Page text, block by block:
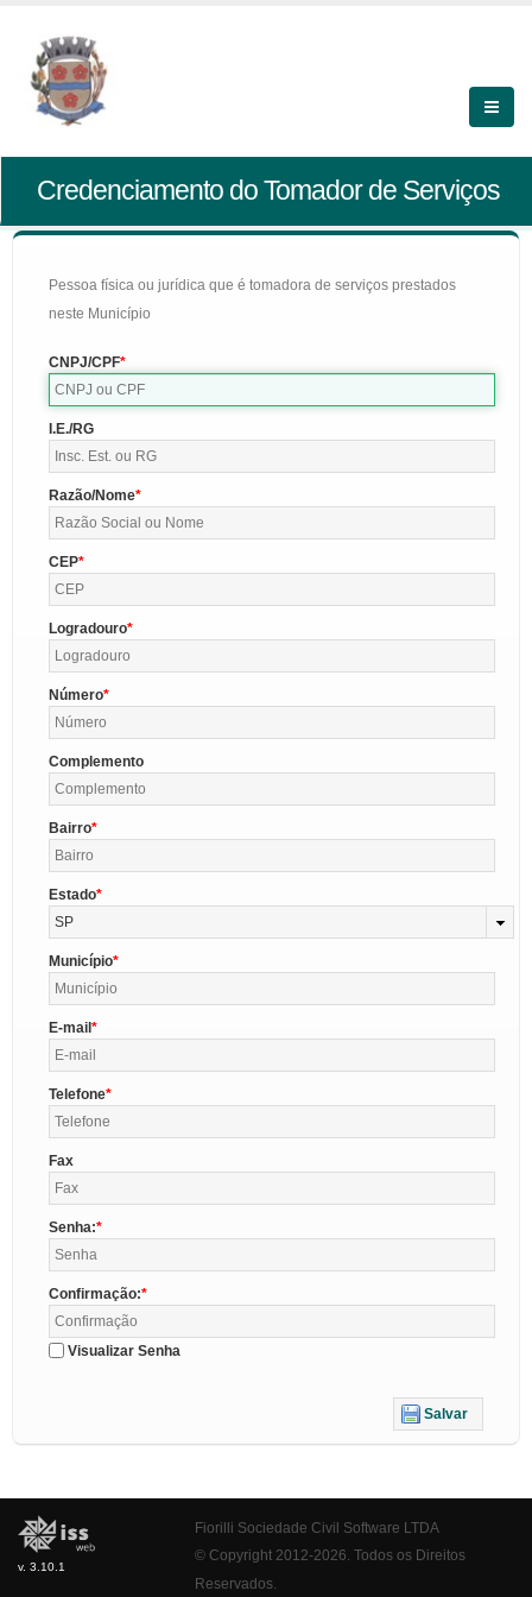
Credenciamento do Tomador de Serviços
Pessoa física ou jurídica que é tomadora de serviços prestados
neste Município
CNPJ/CPF
I.E./RG
Razão/Nome
CEP
Logradouro
Número
Complemento
Bairro
Estado
SP
Município
E-mail
Telefone
Fax
Senha:
Confirmação:
Visualizar Senha
Salvar
v. 3.10.1
Fiorilli Sociedade Civil Software LTDA
© Copyright 2012-2026. Todos os Direitos
Reservados.